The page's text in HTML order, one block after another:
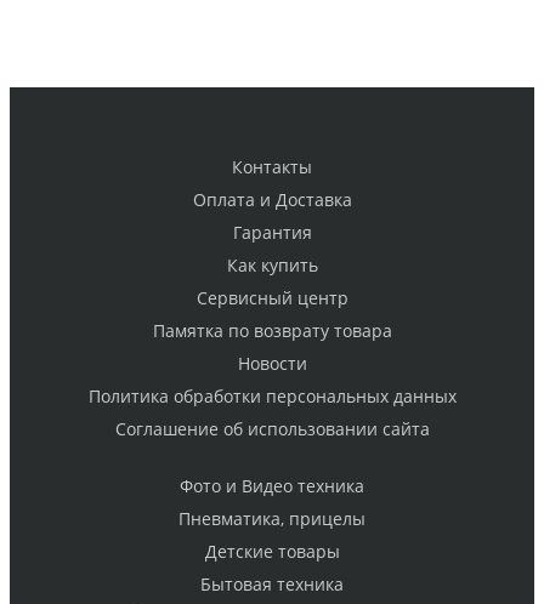
Контакты
Оплата и Доставка
Гарантия
Как купить
Cервисный центр
Памятка по возврату товара
Новости
Политика обработки персональных данных
Cоглашение об использовании сайта
Фото и Видео техника
Пневматика, прицелы
Детские товары
Бытовая техника